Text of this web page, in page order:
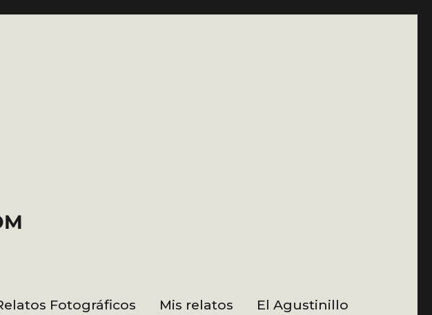
Fotográficos Mis relatos El Agustinillo